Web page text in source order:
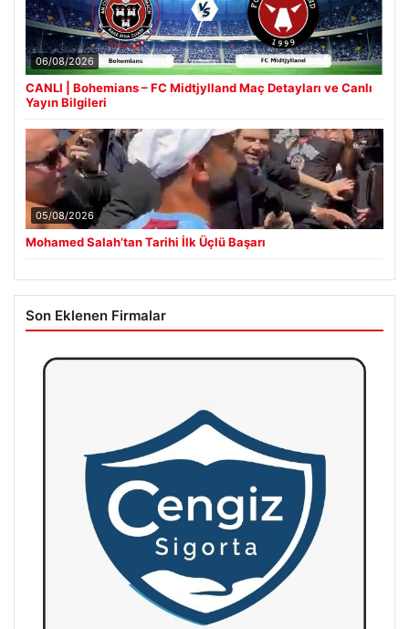
06/08/2026
CANLI | Bohemians – FC Midtjylland Maç Detayları ve Canlı
Yayın Bilgileri
05/08/2026
Mohamed Salah’tan Tarihi İlk Üçlü Başarı
Son Eklenen Firmalar